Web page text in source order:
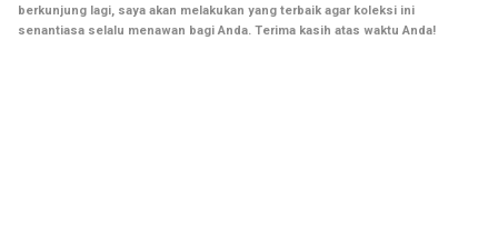
berkunjung lagi, saya akan melakukan yang terbaik agar koleksi ini
senantiasa selalu menawan bagi Anda. Terima kasih atas waktu Anda!